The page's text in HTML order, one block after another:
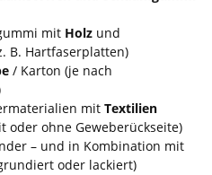
mit Holz und
B. Hartfaserplatten)
/ Karton (je nach
mit Textilien
oder ohne Geweberückseite)
– und in Kombination mit
oder lackiert)